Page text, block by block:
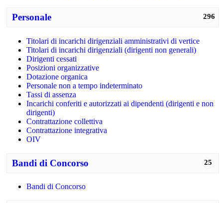
296
Personale
Titolari di incarichi dirigenziali amministrativi di vertice
Titolari di incarichi dirigenziali (dirigenti non generali)
Dirigenti cessati
Posizioni organizzative
Dotazione organica
Personale non a tempo indeterminato
Tassi di assenza
Incarichi conferiti e autorizzati ai dipendenti (dirigenti e non
dirigenti)
Contrattazione collettiva
Contrattazione integrativa
OIV
25
Bandi di Concorso
Bandi di Concorso